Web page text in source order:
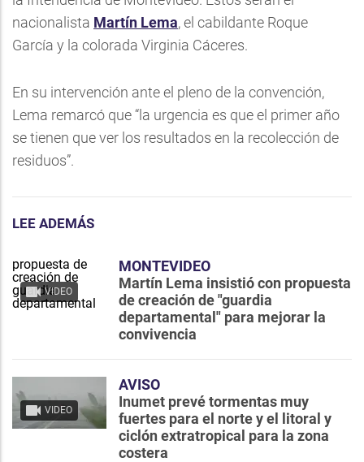
nacionalista Martín Lema, el cabildante Roque
García y la colorada Virginia Cáceres.
En su intervención ante el pleno de la convención,
Lema remarcó que “la urgencia es que el primer año
se tienen que ver los resultados en la recolección de
residuos”.
LEE ADEMÁS
VIDEO
MONTEVIDEO
Martín Lema insistió con propuesta
de creación de "guardia
departamental" para mejorar la
convivencia
VIDEO
AVISO
Inumet prevé tormentas muy
fuertes para el norte y el litoral y
ciclón extratropical para la zona
costera